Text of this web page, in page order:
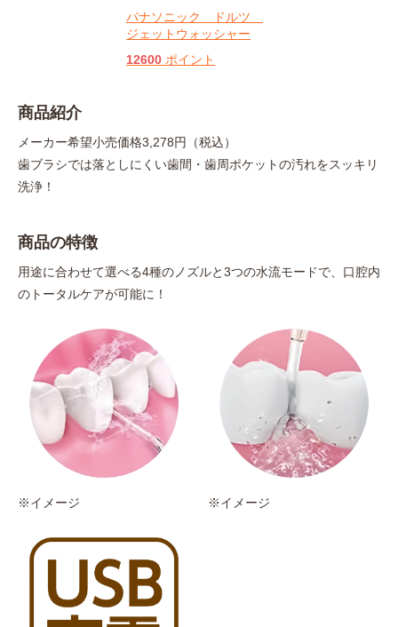
パナソニック ドルツ
ジェットウォッシャー
12600 ポイント
商品紹介
メーカー希望小売価格3,278円（税込）
歯ブラシでは落としにくい歯間・歯周ポケットの汚れをスッキリ
洗浄！
商品の特徴
用途に合わせて選べる4種のノズルと3つの水流モードで、口腔内
のトータルケアが可能に！
※イメージ ※イメージ